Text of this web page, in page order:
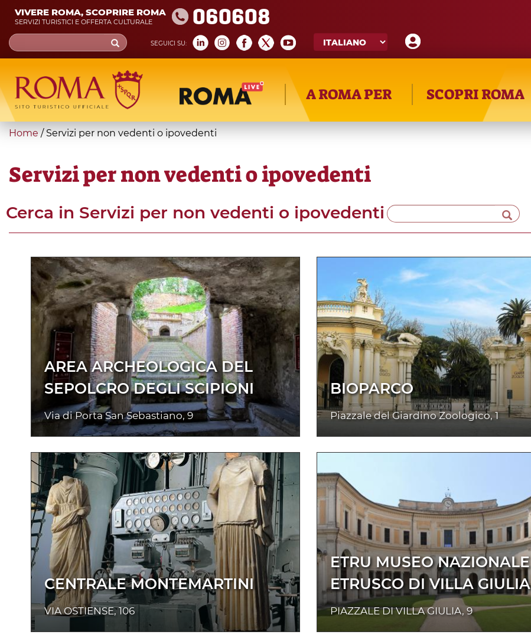
Skip
main
content
VIVERE ROMA, SCOPRIRE ROMA
SERVIZI TURISTICI E OFFERTA CULTURALE 060608
SEGUICI SU:
Search
form
Cerca
A ROMA PER SCOPRI ROMA
You
here
Home / Servizi per non vedenti o ipovedenti
Servizi per non vedenti o ipovedenti
Cerca in Servizi per non vedenti o ipovedenti
AREA ARCHEOLOGICA DEL
SEPOLCRO DEGLI SCIPIONI
Via di Porta San Sebastiano, 9
BIOPARCO
Piazzale del Giardino Zoologico, 1
CENTRALE MONTEMARTINI
VIA OSTIENSE, 106
ETRU MUSEO NAZIONALE
ETRUSCO DI VILLA GIULIA
PIAZZALE DI VILLA GIULIA, 9